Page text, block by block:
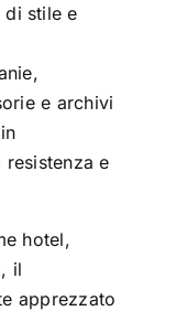
di stile e
e archivi
e
hotel,
il
apprezzato